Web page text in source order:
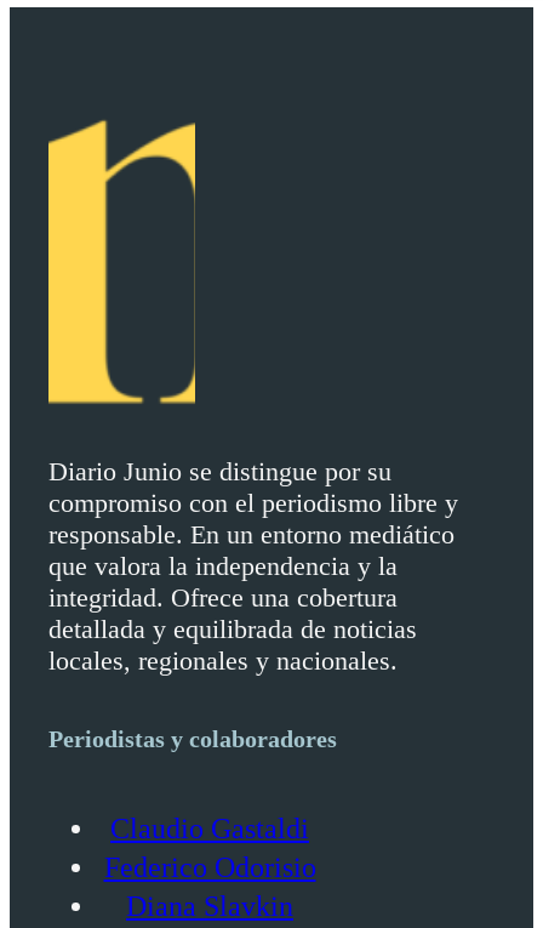
Diario Junio se distingue por su
compromiso con el periodismo libre y
responsable. En un entorno mediático
que valora la independencia y la
integridad. Ofrece una cobertura
detallada y equilibrada de noticias
locales, regionales y nacionales.
Periodistas y colaboradores
Claudio Gastaldi
Federico Odorisio
Diana Slavkin